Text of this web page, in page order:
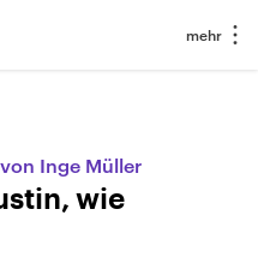
Inge Müller
wie